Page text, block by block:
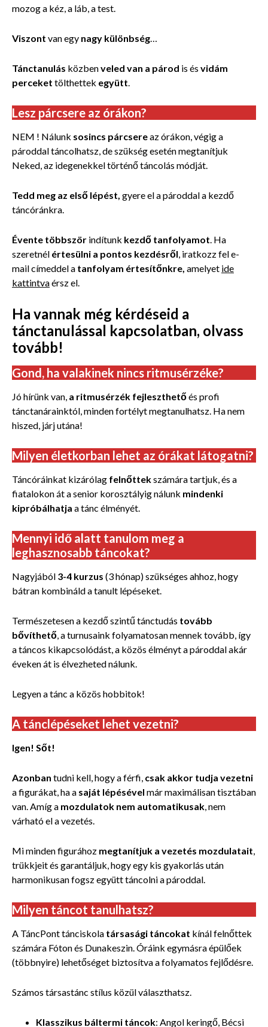
mozog a kéz, a láb, a test.
Viszont van egy nagy különbség…
Tánctanulás közbenveled van a párod is és vidám
perceket tölthettek együtt.
Lesz párcsere az órákon?
NEM ! Nálunk sosincs párcsereaz órákon, végig a
pároddal táncolhatsz, de szükség esetén megtanítjuk
Neked, az idegenekkel történő táncolás módját.
Tedd meg az első lépést, gyere el a pároddal a kezdő
táncóránkra.
Évente többször indítunk kezdő tanfolyamot. Ha
szeretnél értesülni a pontos kezdésről, iratkozz fel e-
mail címeddel a tanfolyam értesítőnkre, amelyet ide
kattintvaérsz el.
Ha vannak még kérdéseid a
tánctanulással kapcsolatban, olvass
tovább!
Gond, ha valakinek nincs ritmusérzéke?
Jó hírünk van, a ritmusérzék fejleszthetőés profi
tánctanárainktól, minden fortélyt megtanulhatsz. Ha nem
hiszed, járj utána!
Milyen életkorban lehet az órákat látogatni?
Táncóráinkat kizárólag felnőttekszámára tartjuk, és a
fiatalokon át a senior korosztályig nálunk mindenki
kipróbálhatja a tánc élményét.
Mennyi idő alatt tanulom meg a
leghasznosabb táncokat?
Nagyjából 3-4 kurzus (3 hónap) szükséges ahhoz, hogy
bátran kombináld a tanult lépéseket.
Természetesen a kezdő szintű tánctudás tovább
bővíthető, a turnusaink folyamatosan mennek tovább, így
a táncos kikapcsolódást, a közös élményt a pároddal akár
éveken át is élvezheted nálunk.
Legyen a tánc a közös hobbitok!
A tánclépéseket lehet vezetni?
Igen! Sőt!
Azonban tudni kell, hogy a férfi, csak akkor tudja vezetni
a figurákat, ha a saját lépésével már maximálisan tisztában
van. Amíg a mozdulatok nem automatikusak, nem
várható el a vezetés.
Mi minden figurához megtanítjuk a vezetés mozdulatait,
trükkjeit és garantáljuk, hogy egy kis gyakorlás után
harmonikusan fogsz együtt táncolni a pároddal.
Milyen táncot tanulhatsz?
A TáncPont tánciskola társasági táncokat kínál felnőttek
számára Fóton és Dunakeszin. Óráink egymásra épülőek
(többnyire) lehetőséget biztosítva a folyamatos fejlődésre.
Számos társastánc stílus közül választhatsz.
Klasszikus báltermi táncok: Angol keringő, Bécsi